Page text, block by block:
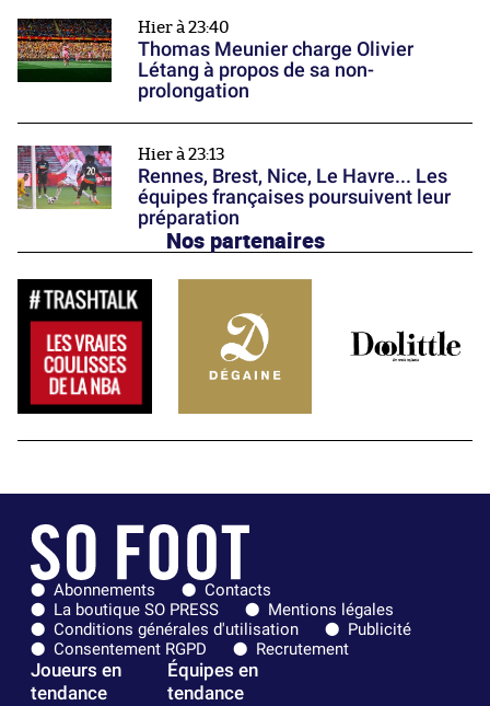
Hier à 23:40
Thomas Meunier charge Olivier
Létang à propos de sa non-
prolongation
Hier à 23:13
Rennes, Brest, Nice, Le Havre... Les
équipes françaises poursuivent leur
préparation
Nos partenaires
Abonnements
Contacts
La boutique SO PRESS
Mentions légales
Conditions générales d'utilisation
Publicité
Consentement RGPD
Recrutement
Joueurs en
tendance
Équipes en
tendance